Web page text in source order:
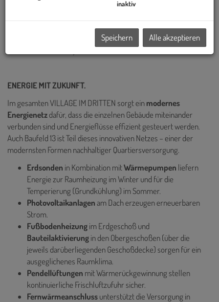
Österreichs und hat bereits einige der prägendsten Bauprojekte
Epstein am Ring sowie die markanten TrIIIple Tower am
Donaukanal. Auch das VILLAGE IM DRITTEN reiht sich in diese
Reihe innovativer Projekte ein.
ENERGIE MIT ZUKUNFT.
Im gesamten VILLAGE IM DRITTEN sorgt einmodernes
Energienetzdafür, dass die einzelnen Gebäude miteinander
verbunden sind und Energieflüsse effizient gesteuert werden.
Auch Baufeld 13 ist Teil dieses innovativen Netzes – einer der
modernsten Formen nachhaltiger Quartiersversorgung.
Erdsonden in Kombination mitWärmepumpen liefern
Energie zurRaumheizung im Winter und für die
Temperierung (Grundkühlung) im Sommer.
Photovoltaikanlagenam Dach erzeugen erneuerbaren
Strom.
Fußbodenheizungim Erdgeschoß und
Bauteilaktivierungin den Obergeschoßen (über die
jeweils darüberliegenden Geschoßdecke) sorgen für ein
ausgeglichenes Raumklima.
Pendellüftungen mit Wärmerückgewinnung stellen
kontinuierliche Frischluftzufuhr sicher.
Fernwärmeanschlussunterstützt die Versorgung in
inaktiv
Speichern Alle akzeptieren